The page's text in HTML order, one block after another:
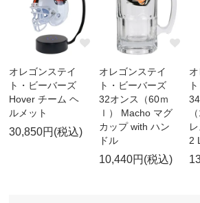
オレゴンステイ
ト・ビーバーズ
Hover チーム ヘ
ルメット
30,850円(税込)
オレゴンステイ
ト・ビーバーズ
32オンス（60ｍ
ｌ） Macho マグ
カップ with ハン
ドル
10,440円(税込)
2